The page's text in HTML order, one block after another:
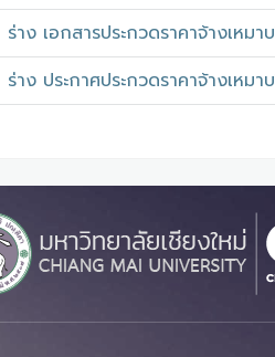
ร่าง เอกสารประกวดราคาจ้างเหม
ร่าง ประกาศประกวดราคาจ้างเหม